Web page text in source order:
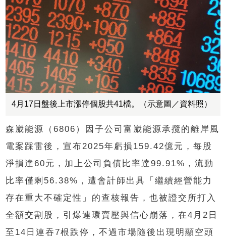
4月17日盤後上市漲停個股共41檔。（示意圖／資料照）
森崴能源（6806）因子公司富崴能源承攬的離岸風
電案踩雷後，宣布2025年虧損159.42億元，每股
淨損達60元，加上公司負債比率達99.91%，流動
比率僅剩56.38%，遭會計師出具「繼續經營能力
存在重大不確定性」的查核報告，也被證交所打入
全額交割股，引爆連環賣壓與信心崩落，在4月2日
至14日連吞7根跌停，不過市場隨後出現明顯空頭